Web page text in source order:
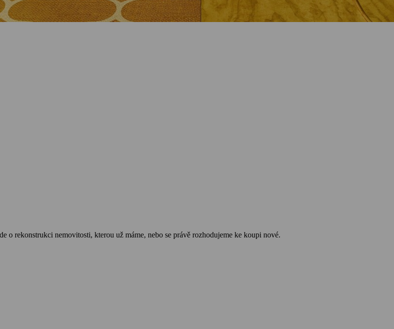
o rekonstrukci nemovitosti, kterou už máme, nebo se právě rozhodujeme ke koupi nové.